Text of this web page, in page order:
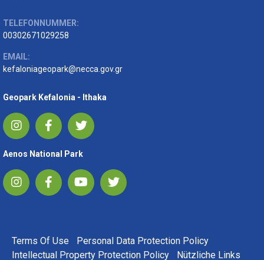
TELEFONNUMMER:
00302671029258
EMAIL:
kefaloniageopark@necca.gov.gr
Geopark Kefalonia - Ithaka
Aenos National Park
FOOTER MENU
Terms Of Use
Personal Data Protection Policy
Intellectual Property Protection Policy
Nützliche Links